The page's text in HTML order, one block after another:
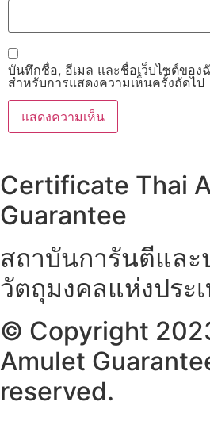
บันทึกชื่อ, อีเมล และชื่อเว็บไซต์ของ
สำหรับการแสดงความเห็นครั้งถัดไป
Certificate Thai
Guarantee
สถาบันการันตีและ
วัตถุมงคลแห่งประ
© Copyright
Amulet
reserved.